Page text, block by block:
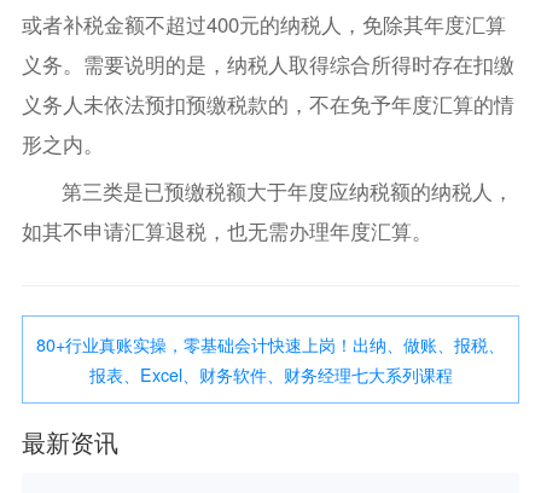
或者补税金额不超过400元的纳税人，免除其年度汇算
义务。需要说明的是，纳税人取得综合所得时存在扣缴
义务人未依法预扣预缴税款的，不在免予年度汇算的情
形之内。
第三类是已预缴税额大于年度应纳税额的纳税人，
如其不申请汇算退税，也无需办理年度汇算。
80+行业真账实操，零基础会计快速上岗！出纳、做账、报税、
报表、Excel、财务软件、财务经理七大系列课程
最新资讯